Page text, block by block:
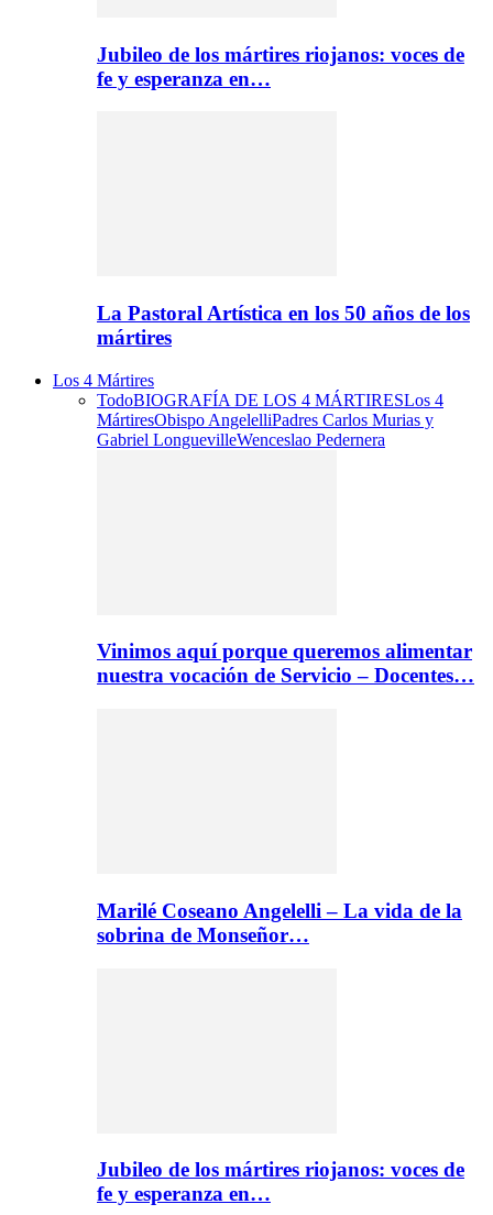
Jubileo de los mártires riojanos: voces de
fe y esperanza en…
La Pastoral Artística en los 50 años de los
mártires
Los 4 Mártires
TodoBIOGRAFÍA DE LOS 4 MÁRTIRESLos 4
MártiresObispo AngelelliPadres Carlos Murias y
Gabriel LonguevilleWenceslao Pedernera
Vinimos aquí porque queremos alimentar
nuestra vocación de Servicio – Docentes…
Marilé Coseano Angelelli – La vida de la
sobrina de Monseñor…
Jubileo de los mártires riojanos: voces de
fe y esperanza en…